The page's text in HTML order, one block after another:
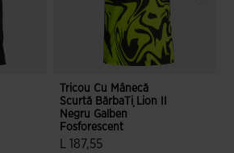
Tricou Cu Mânecă
Scurtă BărbaȚi Lion II
Negru Galben
Fosforescent
L 187,55